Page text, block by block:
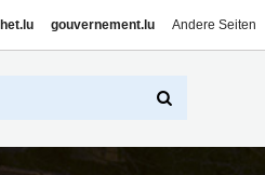
gouvernement.lu Andere Seiten